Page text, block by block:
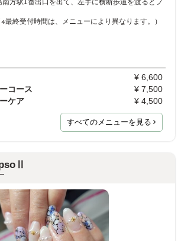
最終受付時間は、メニューにより異なります。）
¥ 6,600
コース
¥ 7,500
ケア
¥ 4,500
すべてのメニューを見る